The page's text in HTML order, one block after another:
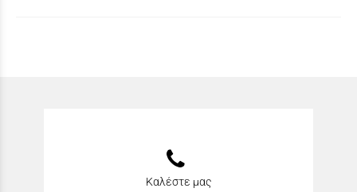
Καλέστε μας